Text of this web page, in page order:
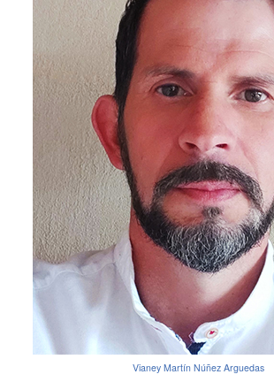
Vianey Martín Núñez Arguedas